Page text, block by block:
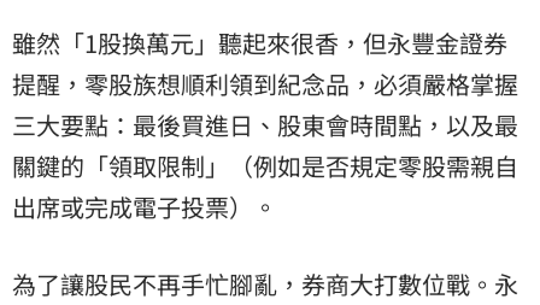
雖然「1股換萬元」聽起來很香，但永豐金證券
提醒，零股族想順利領到紀念品，必須嚴格掌握
三大要點：最後買進日、股東會時間點，以及最
關鍵的「領取限制」（例如是否規定零股需親自
出席或完成電子投票）。
為了讓股民不再手忙腳亂，券商大打數位戰。永